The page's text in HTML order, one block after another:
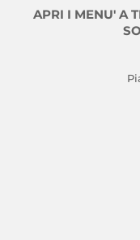
APRI I MENU' A